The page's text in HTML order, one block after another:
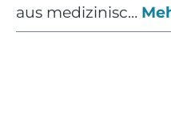
aus medizinisc…